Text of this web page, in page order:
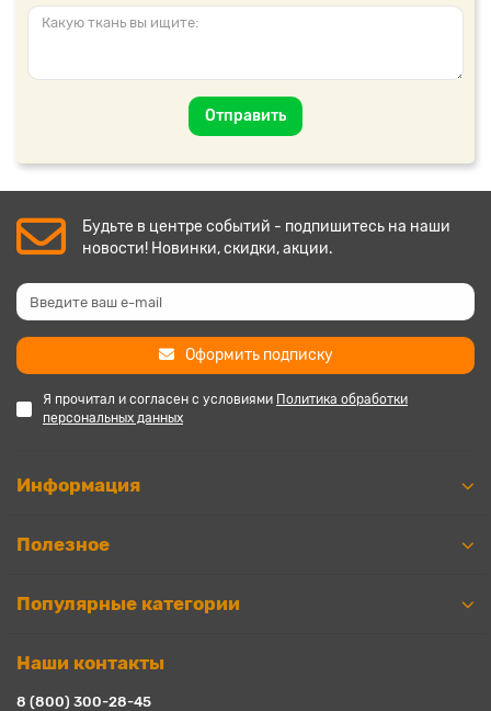
Отправить
Будьте в центре событий - подпишитесь на наши
новости! Новинки, скидки, акции.
Оформить подписку
Я прочитал и согласен с условиями Политика обработки
персональных данных
Информация
Полезное
Популярные категории
Наши контакты
8 (800) 300-28-45